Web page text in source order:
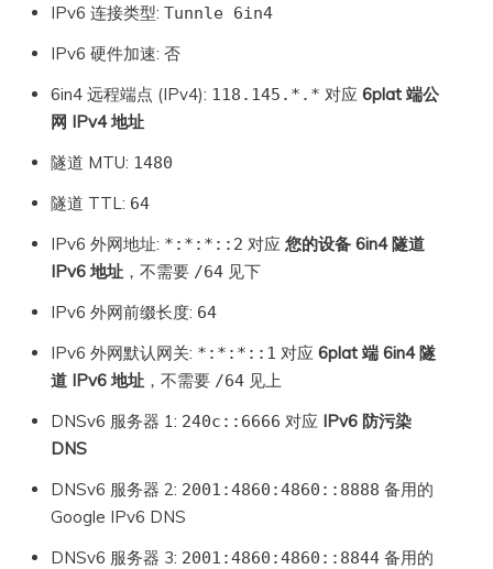
IPv6 连接类型:Tunnle 6in4
IPv6 硬件加速:否
6in4 远程端点 (IPv4): 118.145.*.* 对应6plat 端公
网 IPv4 地址
隧道 MTU: 1480
隧道 TTL: 64
IPv6 外网地址: *:*:*::2 对应您的设备 6in4 隧道
IPv6 地址 ，不需要 /64 见下
IPv6 外网前缀长度: 64
IPv6 外网默认网关: *:*:*::1 对应6plat 端 6in4 隧
道 IPv6 地址 ，不需要 /64 见上
DNSv6 服务器 1: 240c::6666 对应 IPv6 防污染
DNS
DNSv6 服务器 2: 2001:4860:4860::8888 备用的
Google IPv6 DNS
DNSv6 服务器 3: 2001:4860:4860::8844 备用的